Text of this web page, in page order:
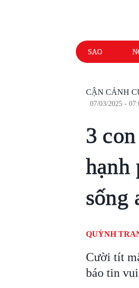
SAO
CẬN CẢNH
07/03/2025 -
3
hạnh
sống
QUỲNH
Cười tít
báo tin